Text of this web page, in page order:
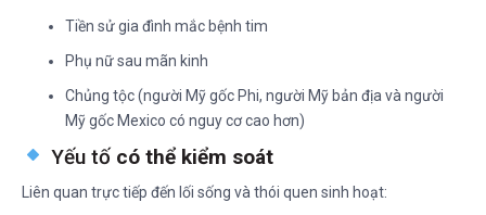
Tiền sử gia đình mắc bệnh tim
Phụ nữ sau mãn kinh
Chủng tộc (người Mỹ gốc Phi, người Mỹ bản địa và người
Mỹ gốc Mexico có nguy cơ cao hơn)
Yếu tố có thể kiểm soát
Liên quan trực tiếp đến lối sống và thói quen sinh hoạt: